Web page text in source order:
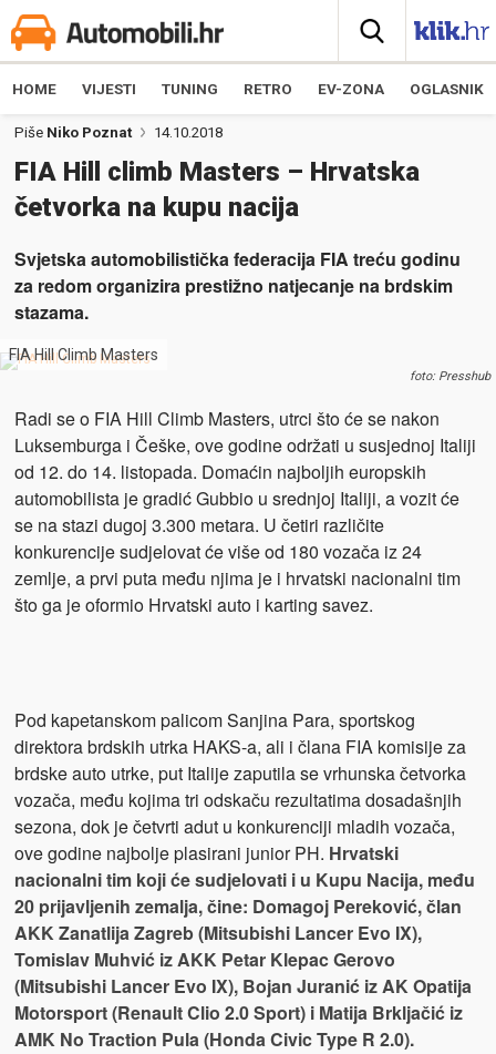
HOME VIJESTI TUNING RETRO EV-ZONA OGLASNIK
Piše Niko Poznat 14.10.2018
FIA Hill climb Masters – Hrvatska
četvorka na kupu nacija
Svjetska automobilistička federacija FIA treću godinu
za redom organizira prestižno natjecanje na brdskim
stazama.
FIA Hill Climb Masters
foto: Presshub
Radi se o FIA Hill Climb Masters, utrci što će se nakon
Luksemburga i Češke, ove godine održati u susjednoj Italiji
od 12. do 14. listopada. Domaćin najboljih europskih
automobilista je gradić Gubbio u srednjoj Italiji, a vozit će
se na stazi dugoj 3.300 metara. U četiri različite
konkurencije sudjelovat će više od 180 vozača iz 24
zemlje, a prvi puta među njima je i hrvatski nacionalni tim
što ga je oformio Hrvatski auto i karting savez.
Pod kapetanskom palicom Sanjina Para, sportskog
direktora brdskih utrka HAKS-a, ali i člana FIA komisije za
brdske auto utrke, put Italije zaputila se vrhunska četvorka
vozača, među kojima tri odskaču rezultatima dosadašnjih
sezona, dok je četvrti adut u konkurenciji mladih vozača,
ove godine najbolje plasirani junior PH. Hrvatski
nacionalni tim koji će sudjelovati i u Kupu Nacija, među
20 prijavljenih zemalja, čine: Domagoj Pereković, član
AKK Zanatlija Zagreb (Mitsubishi Lancer Evo IX),
Tomislav Muhvić iz AKK Petar Klepac Gerovo
(Mitsubishi Lancer Evo IX), Bojan Juranić iz AK Opatija
Motorsport (Renault Clio 2.0 Sport) i Matija Brkljačić iz
AMK No Traction Pula (Honda Civic Type R 2.0).